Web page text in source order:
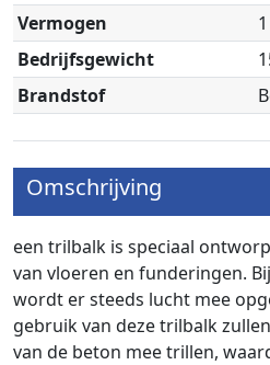
Vermogen
Bedrijfsgewicht
Brandstof
Omschrijving
een trilbalk is speciaal
van vloeren en funderingen.
wordt er steeds lucht mee
gebruik van deze trilbalk
van de beton mee trillen,